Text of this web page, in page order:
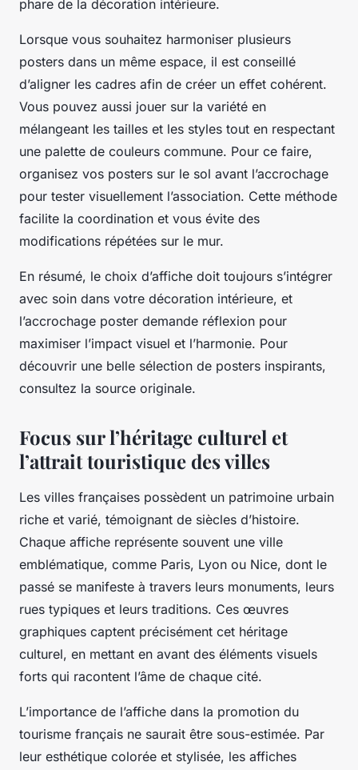
phare de la décoration intérieure.
Lorsque vous souhaitez harmoniser plusieurs
posters dans un même espace, il est conseillé
d’aligner les cadres afin de créer un effet cohérent.
Vous pouvez aussi jouer sur la variété en
mélangeant les tailles et les styles tout en respectant
une palette de couleurs commune. Pour ce faire,
organisez vos posters sur le sol avant l’accrochage
pour tester visuellement l’association. Cette méthode
facilite la coordination et vous évite des
modifications répétées sur le mur.
En résumé, le choix d’affiche doit toujours s’intégrer
avec soin dans votre décoration intérieure, et
l’accrochage poster demande réflexion pour
maximiser l’impact visuel et l’harmonie. Pour
découvrir une belle sélection de posters inspirants,
consultez la source originale.
Focus sur l’héritage culturel et
l’attrait touristique des villes
Les villes françaises possèdent un patrimoine urbain
riche et varié, témoignant de siècles d’histoire.
Chaque affiche représente souvent une ville
emblématique, comme Paris, Lyon ou Nice, dont le
passé se manifeste à travers leurs monuments, leurs
rues typiques et leurs traditions. Ces œuvres
graphiques captent précisément cet héritage
culturel, en mettant en avant des éléments visuels
forts qui racontent l’âme de chaque cité.
L’importance de l’affiche dans la promotion du
tourisme français ne saurait être sous-estimée. Par
leur esthétique colorée et stylisée, les affiches